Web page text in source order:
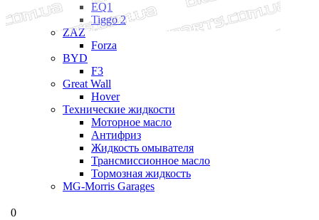
EQ1
Tiggo 2
ZAZ
Forza
BYD
F3
Great Wall
Hover
Технические жидкости
Моторное масло
Антифриз
Жидкость омывателя
Трансмиссионное масло
Тормозная жидкость
MG-Morris Garages
0